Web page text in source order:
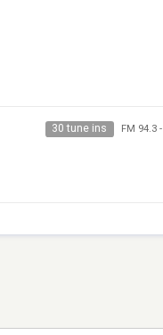
30 tune ins FM 94.3-